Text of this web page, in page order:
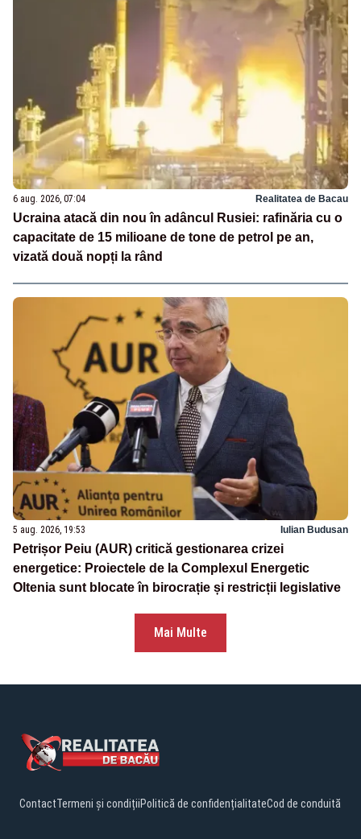
6 aug. 2026, 07:04 Realitatea de Bacau
Ucraina atacă din nou în adâncul Rusiei: rafinăria cu o
capacitate de 15 milioane de tone de petrol pe an,
vizată două nopți la rând
5 aug. 2026, 19:53 Iulian Budusan
Petrișor Peiu (AUR) critică gestionarea crizei
energetice: Proiectele de la Complexul Energetic
Oltenia sunt blocate în birocrație și restricții legislative
Mai Multe
ContactTermeni și condițiiPolitică de confidențialitateCod de conduită